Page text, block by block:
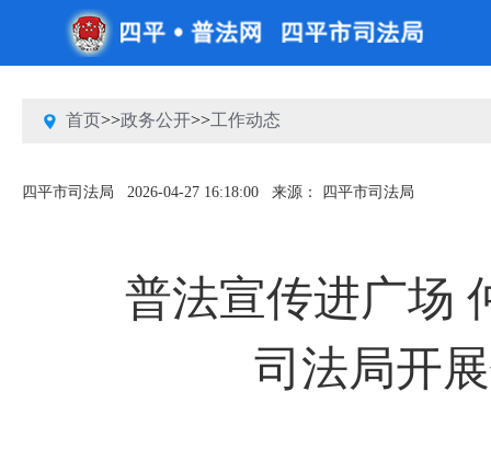
首页>>政务公开>>工作动态
四平市司法局 2026-04-27 16:18:00 来源： 四平市司法局
普法宣传进广场
司法局开